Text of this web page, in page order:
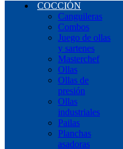
COCCIÓN
Canguileras
Combos
Juego de ollas
y sartenes
Masterchef
Ollas
Ollas de
presión
Ollas
industriales
Pailas
Planchas
asadoras